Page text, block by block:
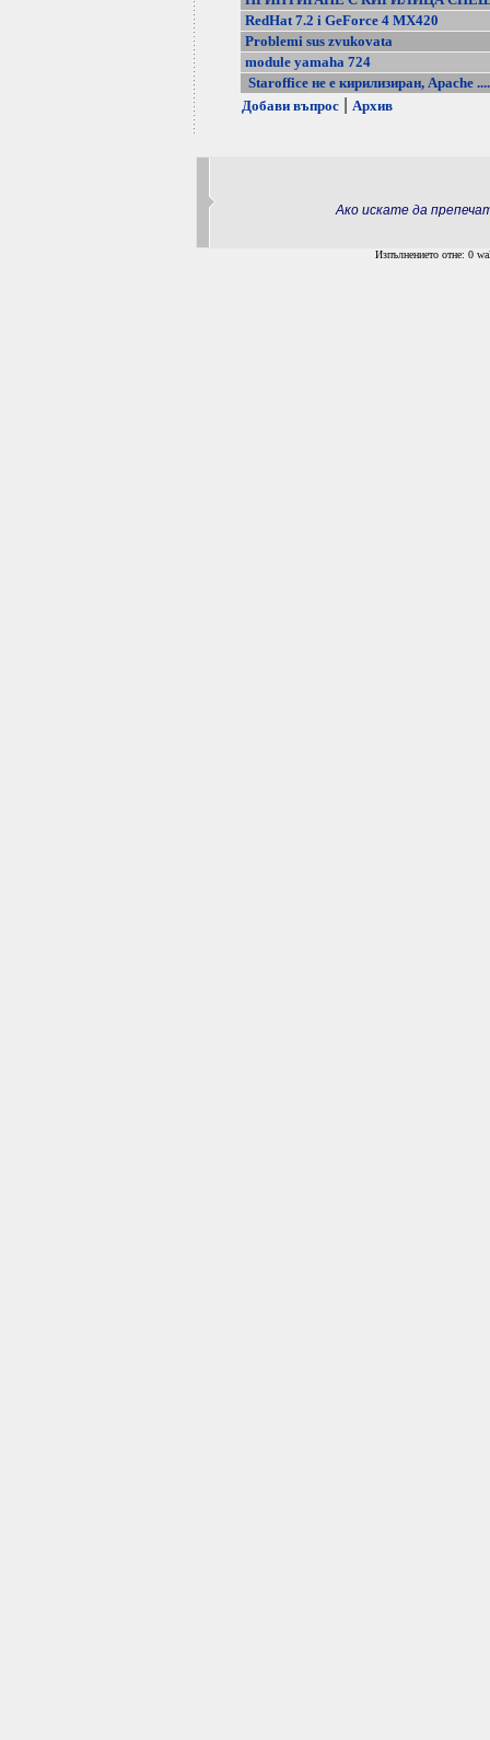
RedHat 7.2 i GeForce 4 MX420
Problemi sus zvukovata
module yamaha 724
Staroffice не е кирилизиран, Apachе ....
Добави въпрос| Архив
Ако искате да
Изпълнението отне: 0